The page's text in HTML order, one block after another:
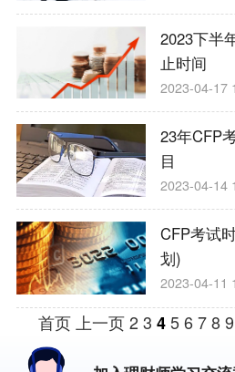
2023下半
止时间
2023-04-17
23年CFP
目
2023-04-14
CFP考试
划)
2023-04-11
首页 上一页 2 3 4 5 6 7 8 9